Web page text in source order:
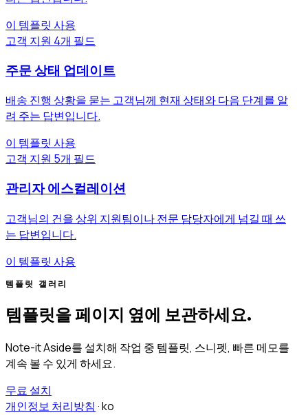
이 템플릿 사용
고객 지원 4개 필드
주문 상태 업데이트
배송 진행 상황을 묻는 고객님께 현재 상태와 다음 단계를 알
려 주는 답변입니다.
이 템플릿 사용
고객 지원 5개 필드
관리자 에스컬레이션
고객님의 건을 상위 지원팀이나 전문 담당자에게 넘길 때 쓰
는 답변입니다.
이 템플릿 사용
템플릿 갤러리
템플릿을 페이지 옆에 보관하세요.
Note-it Aside를 설치해 작업 중 템플릿, 스니펫, 빠른 메모를
계속 볼 수 있게 하세요.
무료 설치
개인정보 처리방침 ·ko